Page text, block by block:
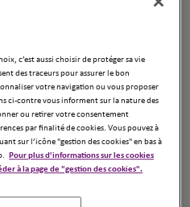
RDV
c’est aussi choisir de protéger sa vie
des traceurs pour assurer le bon
votre navigation ou vous proposer
ci-contre vous informent sur la nature des
ou retirer votre consentement
par finalité de cookies. Vous pouvez à
sur l’icône "gestion des cookies" en bas à
Pour plus d'informations sur les cookies
à la page de "gestion des cookies".